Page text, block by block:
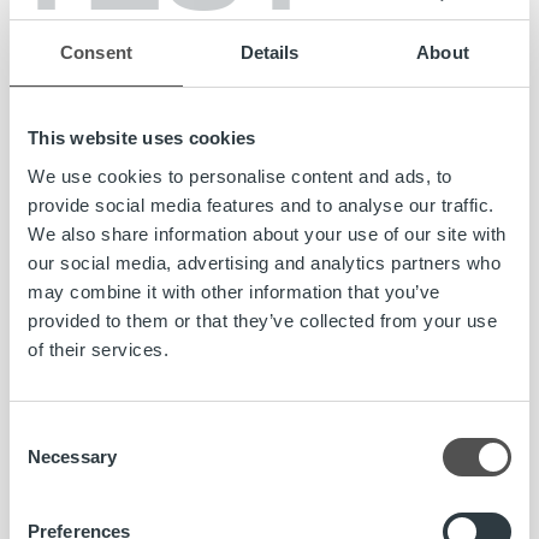
Consent Details About
This website uses cookies
We use cookies to personalise content and ads, to
provide social media features and to analyse our traffic.
We also share information about your use of our site with
our social media, advertising and analytics partners who
may combine it with other information that you’ve
provided to them or that they’ve collected from your use
of their services.
Selection
Necessary
Preferences
hoidon sekä maksuvalvonta- ja perintäpalvelujen
yhdistäminen yhdeksi asiakkaille tarjottavaksi laskun
elinkaaripalveluksi on saavuttanut merkittävää kysyntää
operointiasiakkuuksiaan laskun elinkaaripalvelumalliin
tavoitteidensa mukaisesti sekä solmimaan uusia
sopimuksia elinkaaripalveluiden käyttöönotosta.
Alkuvuoden aikana loppuunsaatettujen laskujen
elinkaaripalvelujen käyttöönottoprojektien odotetaan
vaikuttavan positiivisesti konsernin loppuvuoden
tuloskehitykseen. Laskusaamisten rahoituspalvelut
täydentävät konsernin laskutuspalveluiden tarjoamaa.
miljoonaan euroon (31.12.2017 5,7 M€) luottotappioiden
jatkoivat kasvuaan. Informaatiologistiikkapalveluissa on